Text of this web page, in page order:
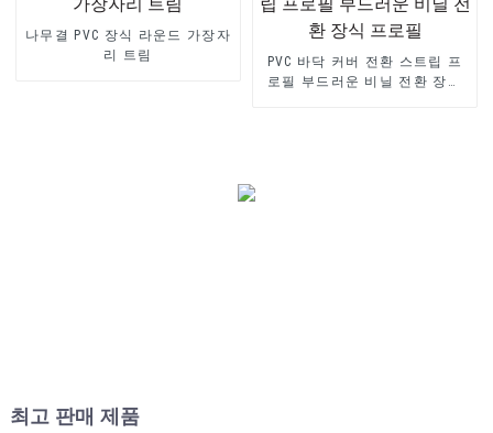
나무결 PVC 장식 라운드 가장자
리 트림
PVC 바닥 커버 전환 스트립 프
로필 부드러운 비닐 전환 장식
최고 판매 제품